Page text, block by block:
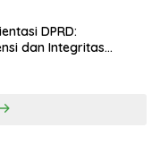
DPRD:
dan Integritas